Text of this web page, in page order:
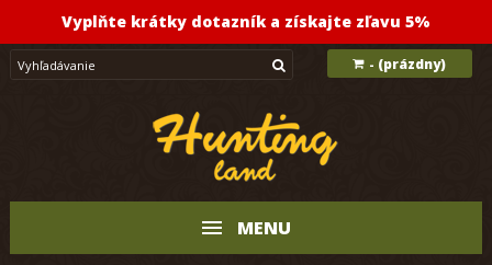
Vyplňte krátky dotazník a získajte zľavu 5%
- (prázdny)
MENU